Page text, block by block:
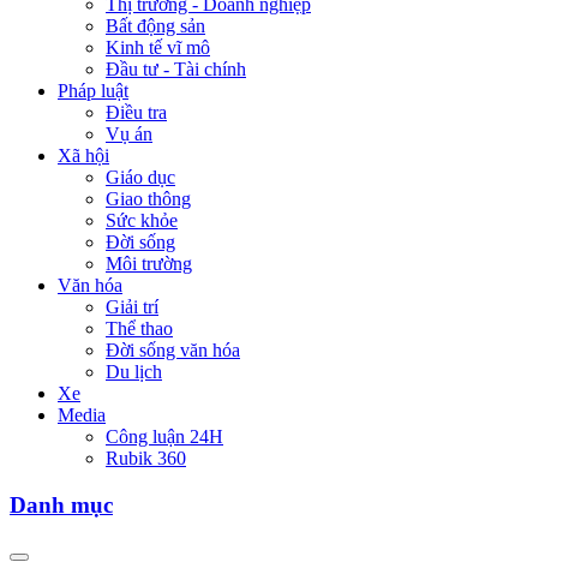
Thị trường - Doanh nghiệp
Bất động sản
Kinh tế vĩ mô
Đầu tư - Tài chính
Pháp luật
Điều tra
Vụ án
Xã hội
Giáo dục
Giao thông
Sức khỏe
Đời sống
Môi trường
Văn hóa
Giải trí
Thể thao
Đời sống văn hóa
Du lịch
Xe
Media
Công luận 24H
Rubik 360
Danh mục